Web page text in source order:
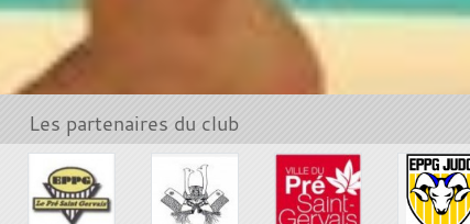
Les partenaires du club